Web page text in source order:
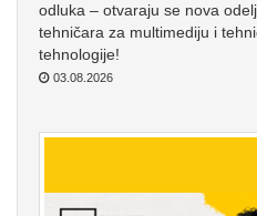
odluka – otvaraju se nova
tehničara za multimediju i
tehnologije!
03.08.2026